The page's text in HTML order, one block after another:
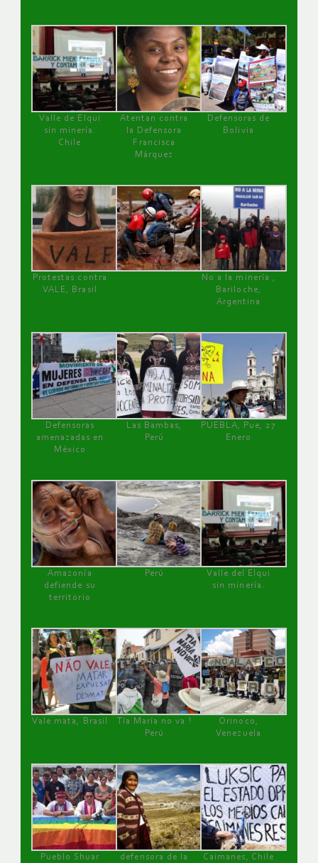
Valle de Elqui
sin minería.
Chile
Atentan contra
la Defensora
Francisca
Márquez
Defensoras de
Bolivia
Protestas contra
VALE, Brasil
No a la minería ,
Bariloche,
Argentina
Defensoras
amenazadas en
México
Las Bambas,
Perú
PUEBLA, Pue, 27
Enero
Amazonía
defiende su
territorio
Perú
Valle del Elqui
sin minería.
Vale mata, Brasil
Tía María no va !
Perú
Orinoco,
Venezuela
Pueblo Shuar defensora de la Caimanes, Chile